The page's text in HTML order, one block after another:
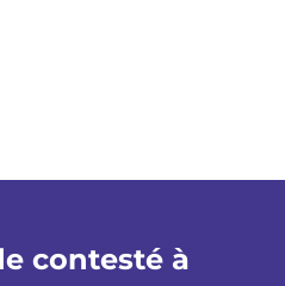
contesté à